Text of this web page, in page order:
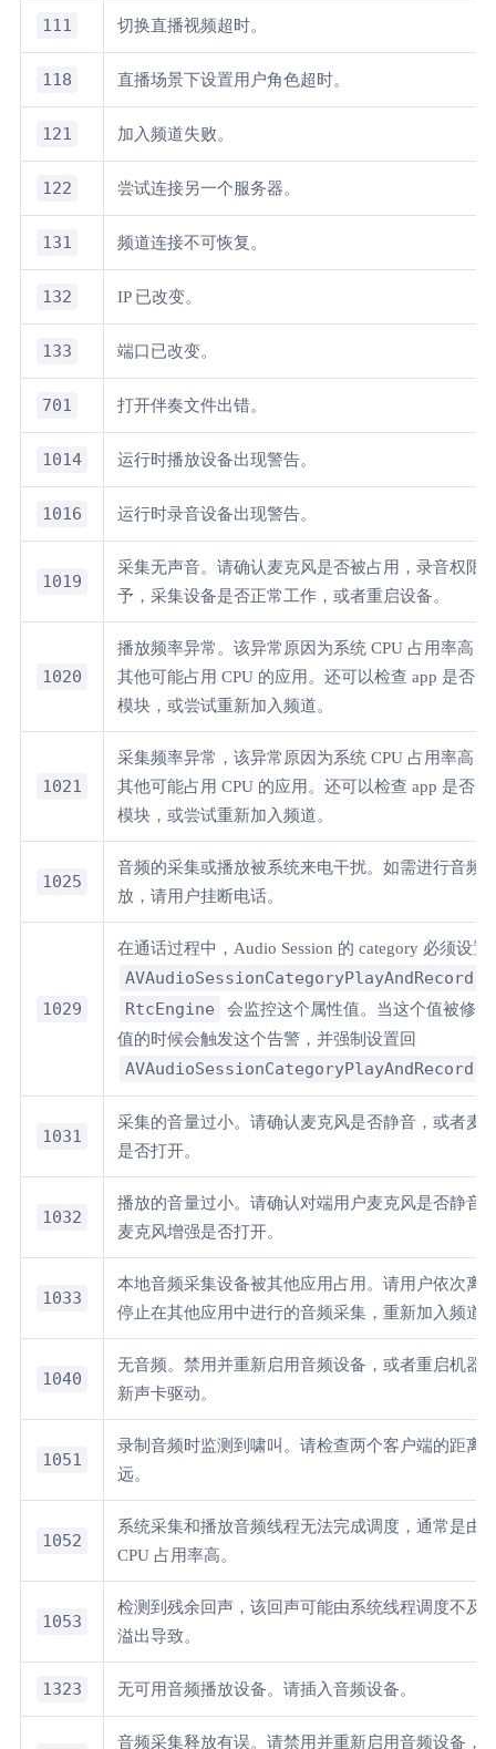
111 切换直播视频超时。
118 直播场景下设置用户角色超时。
121 加入频道失败。
122 尝试连接另一个服务器。
131 频道连接不可恢复。
132 IP 已改变。
133 端口已改变。
701 打开伴奏文件出错。
1014 运行时播放设备出现警告。
1016 运行时录音设备出现警告。
1019
采集无声音。请确认麦克风是否被占用，录音权限
予，采集设备是否正常工作，或者重启设备。
1020
播放频率异常。该异常原因为系统 CPU 占用率高，
其他可能占用 CPU 的应用。还可以检查 app 是否
模块，或尝试重新加入频道。
1021
采集频率异常，该异常原因为系统 CPU 占用率高，
其他可能占用 CPU 的应用。还可以检查 app 是否
模块，或尝试重新加入频道。
1025
音频的采集或播放被系统来电干扰。如需进行音频
放，请用户挂断电话。
1029
在通话过程中，Audio Session 的 category 必须设置
AVAudioSessionCategoryPlayAndRecord
RtcEngine
会监控这个属性值。当这个值被修
值的时候会触发这个告警，并强制设置回
AVAudioSessionCategoryPlayAndRecord
1031
采集的音量过小。请确认麦克风是否静音，或者麦
是否打开。
1032
播放的音量过小。请确认对端用户麦克风是否静音
麦克风增强是否打开。
1033
本地音频采集设备被其他应用占用。请用户依次离
停止在其他应用中进行的音频采集，重新加入频道
1040
无音频。禁用并重新启用音频设备，或者重启机器
新声卡驱动。
1051
录制音频时监测到啸叫。请检查两个客户端的距离
远。
1052
系统采集和播放音频线程无法完成调度，通常是由
CPU 占用率高。
1053
检测到残余回声，该回声可能由系统线程调度不及
溢出导致。
1323 无可用音频播放设备。请插入音频设备。
音频采集释放有误。请禁用并重新启用音频设备，